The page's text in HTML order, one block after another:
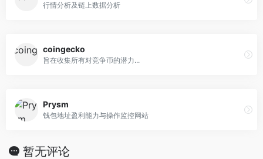
行情分析及链上数据分析
coingecko
旨在收集所有对竞争币的潜力...
Prysm
钱包地址盈利能力与操作监控网站
暂无评论